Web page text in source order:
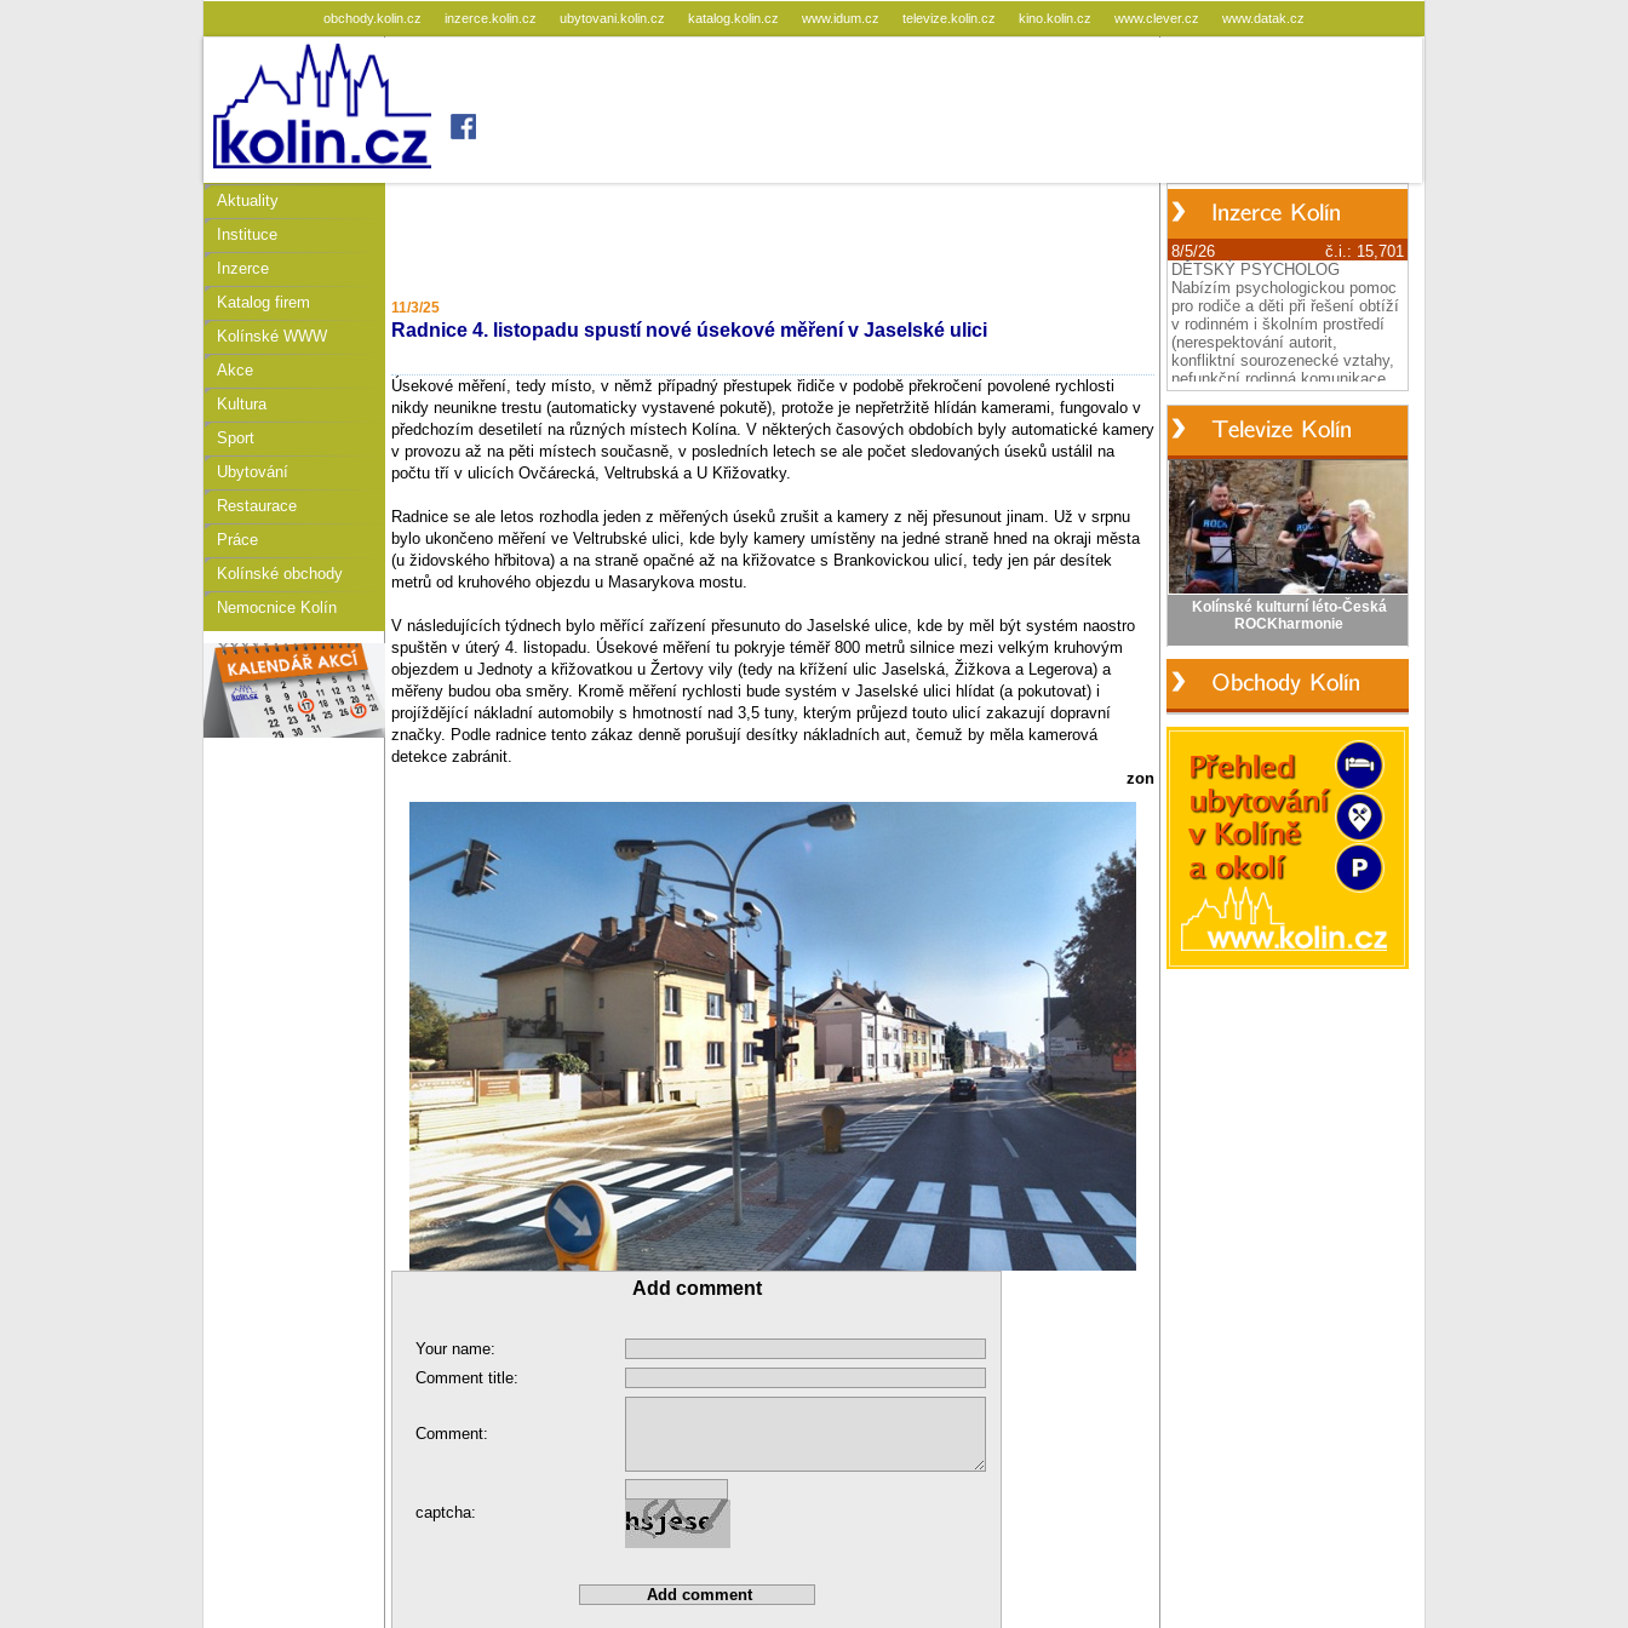
obchody.kolin.cz inzerce.kolin.cz ubytovani.kolin.cz katalog.kolin.cz www.idum.cz televize.kolin.cz kino.kolin.cz www.clever.cz www.datak.cz
Aktuality
Instituce
Inzerce
Katalog firem
Kolínské WWW
Akce
Kultura
Sport
Ubytování
Restaurace
Práce
Kolínské obchody
Nemocnice Kolín
11/3/25
Radnice 4. listopadu spustí nové úsekové měření v Jaselské ulici
Úsekové měření, tedy místo, v němž případný přestupek řidiče v podobě překročení povolené rychlosti
nikdy neunikne trestu (automaticky vystavené pokutě), protože je nepřetržitě hlídán kamerami, fungovalo v
předchozím desetiletí na různých místech Kolína. V některých časových obdobích byly automatické kamery
v provozu až na pěti místech současně, v posledních letech se ale počet sledovaných úseků ustálil na
počtu tří v ulicích Ovčárecká, Veltrubská a U Křižovatky.
Radnice se ale letos rozhodla jeden z měřených úseků zrušit a kamery z něj přesunout jinam. Už v srpnu
bylo ukončeno měření ve Veltrubské ulici, kde byly kamery umístěny na jedné straně hned na okraji města
(u židovského hřbitova) a na straně opačné až na křižovatce s Brankovickou ulicí, tedy jen pár desítek
metrů od kruhového objezdu u Masarykova mostu.
V následujících týdnech bylo měřící zařízení přesunuto do Jaselské ulice, kde by měl být systém naostro
spuštěn v úterý 4. listopadu. Úsekové měření tu pokryje téměř 800 metrů silnice mezi velkým kruhovým
objezdem u Jednoty a křižovatkou u Žertovy vily (tedy na křížení ulic Jaselská, Žižkova a Legerova) a
měřeny budou oba směry. Kromě měření rychlosti bude systém v Jaselské ulici hlídat (a pokutovat) i
projíždějící nákladní automobily s hmotností nad 3,5 tuny, kterým průjezd touto ulicí zakazují dopravní
značky. Podle radnice tento zákaz denně porušují desítky nákladních aut, čemuž by měla kamerová
detekce zabránit.
zon
Add comment
Your name:
Comment title:
Comment:
captcha: